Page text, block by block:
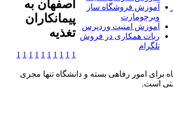
آموزش فروشگاه ساز
ویرچومارت
آموزش امنیت وردپرس
ربات همکاری در فروش
تلگرام
اصفهان به
پيمانکاران
تغذيه
1
1
1
1
1
1
1
1
1
1
برای امور رفاهی بسته و دانشگاه تنها مجری
است.